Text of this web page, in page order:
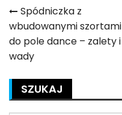
Nawigacja
wpisu
Spódniczka z
wbudowanymi szortami
do pole dance – zalety i
wady
SZUKAJ